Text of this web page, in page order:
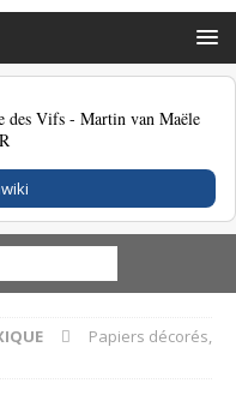
des Vifs - Martin van Maële
Papiers décorés,